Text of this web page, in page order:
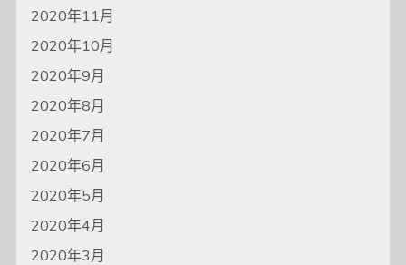
2020年11月
2020年10月
2020年9月
2020年8月
2020年7月
2020年6月
2020年5月
2020年4月
2020年3月